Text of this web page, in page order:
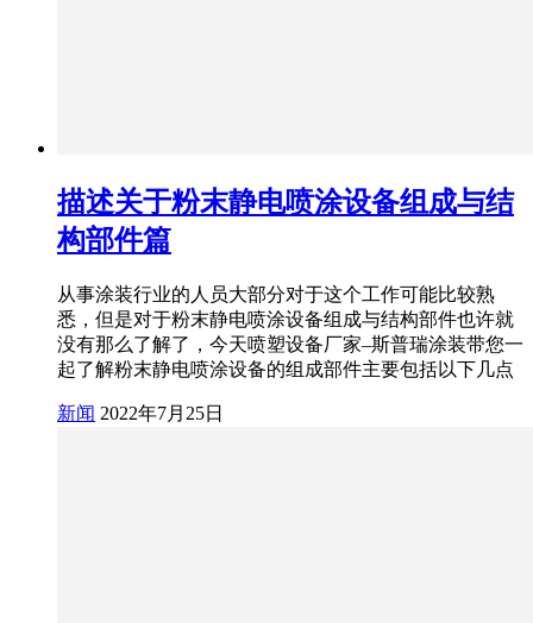
描述关于粉末静电喷涂设备组成与结
构部件篇
从事涂装行业的人员大部分对于这个工作可能比较熟
悉，但是对于粉末静电喷涂设备组成与结构部件也许就
没有那么了解了，今天喷塑设备厂家–斯普瑞涂装带您一
起了解粉末静电喷涂设备的组成部件主要包括以下几点
新闻 2022年7月25日